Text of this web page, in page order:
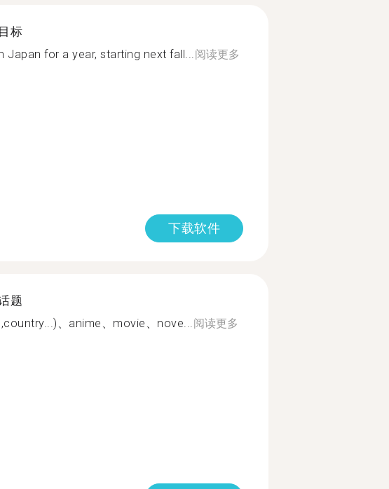
标
Japan for a year, starting next fall...阅读更多
下载软件
题
、anime、movie、nove...阅读更多